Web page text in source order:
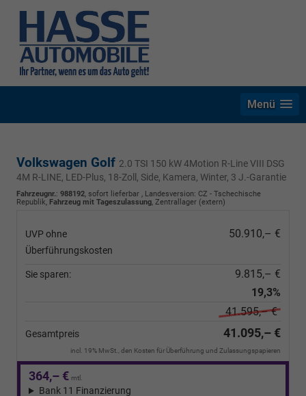
Menü
Volkswagen Golf 2.0 TSI 150 kW 4Motion R-Line VIII DSG
4M R-LINE, LED-Plus, 18-Zoll, Side, Kamera, Winter, 3 J.-Garantie
Fahrzeugnr.: 988192, sofort lieferbar , Landesversion: CZ - Tschechische
Republik, Fahrzeug mit Tageszulassung, Zentrallager (extern)
UVP ohne
Überführungskosten
50.910,– €
Sie sparen:
9.815,– €
19,3%
41.595,– €
Gesamtpreis 41.095,– €
incl. 19% MwSt., den Kosten für Überführung und Zulassungspapieren
364,– € mtl.
Bank 11 Finanzierung